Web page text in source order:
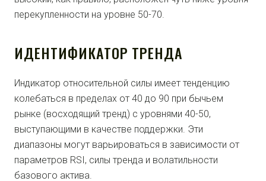
перекупленности на уровне 50-70.
ИДЕНТИФИКАТОР ТРЕНДА
Индикатор относительной силы имеет тенденцию
колебаться в пределах от 40 до 90 при бычьем
рынке (восходящий тренд) с уровнями 40-50,
выступающими в качестве поддержки. Эти
диапазоны могут варьироваться в зависимости от
параметров RSI, силы тренда и волатильности
базового актива.